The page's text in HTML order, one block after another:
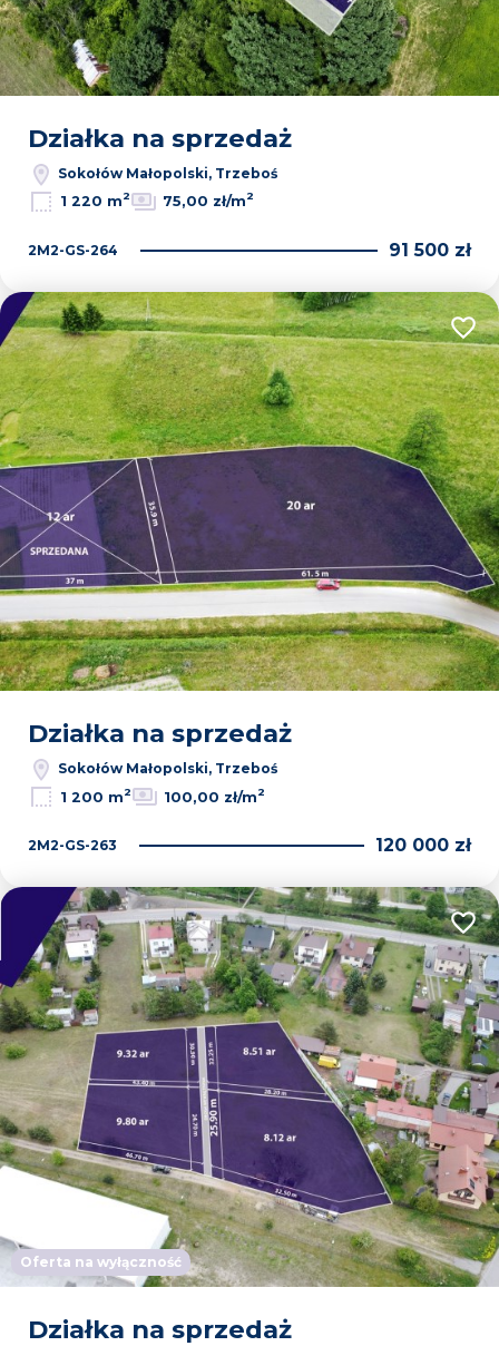
Działka na sprzedaż
Sokołów Małopolski, Trzeboś
1 220 m2 75,00 zł/m2
2M2-GS-264 91 500 zł
Działka na sprzedaż
Sokołów Małopolski, Trzeboś
1 200 m2 100,00 zł/m2
2M2-GS-263 120 000 zł
Oferta na wyłączność
Działka na sprzedaż